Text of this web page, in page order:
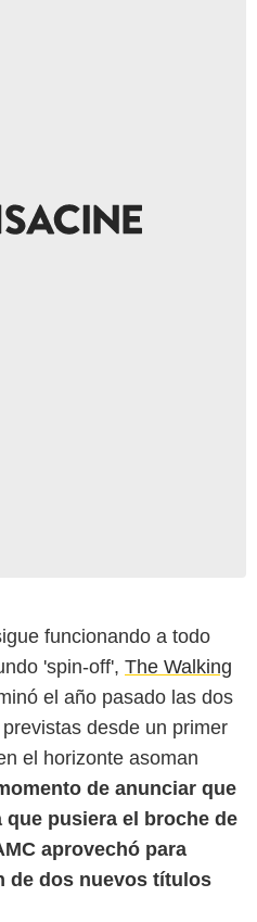
funcionando a todo
'spin-off', The Walking
el año pasado las dos
desde un primer
el horizonte asoman
de anunciar que
que pusiera el broche de
aprovechó para
de dos nuevos títulos